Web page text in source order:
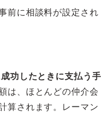
前に相談料が設定され
功したときに支払う手
は、ほとんどの仲介会
算されます。レーマン